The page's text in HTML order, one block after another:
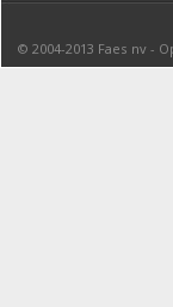
© 2004-2013 Faes nv -